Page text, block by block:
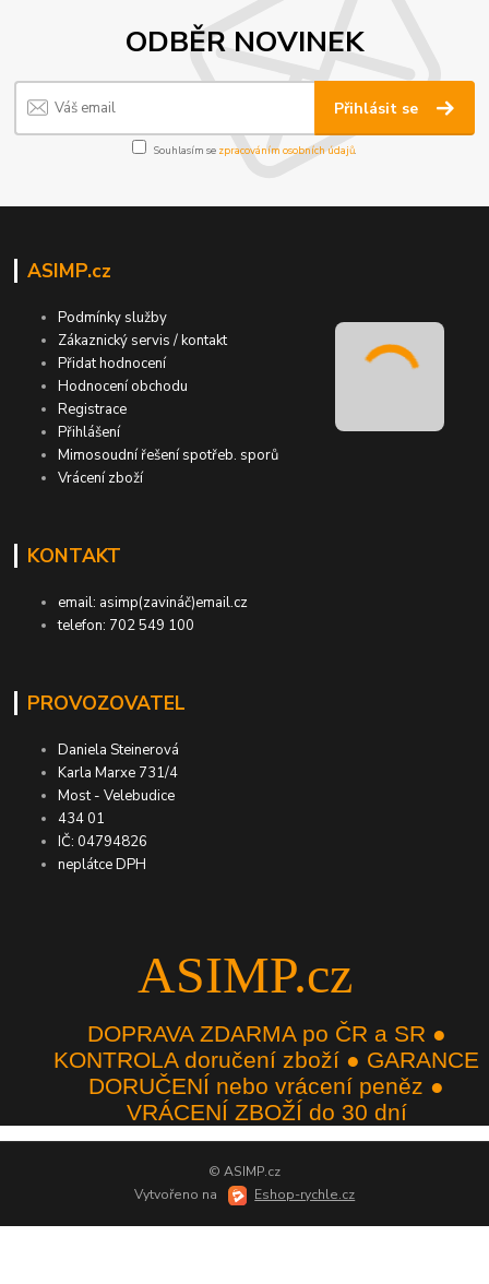
ODBĚR NOVINEK
Přihlásit se
Souhlasím se zpracováním osobních údajů.
ASIMP.cz
Podmínky služby
Zákaznický servis / kontakt
Přidat hodnocení
Hodnocení obchodu
Registrace
Přihlášení
Mimosoudní řešení spotřeb. sporů
Vrácení zboží
KONTAKT
email: asimp(zavináč)email.cz
telefon: 702 549 100
PROVOZOVATEL
Daniela Steinerová
Karla Marxe 731/4
Most - Velebudice
434 01
IČ: 04794826
neplátce DPH
ASIMP.cz
DOPRAVA ZDARMA po ČR a SR ●
KONTROLA doručení zboží ● GARANCE
DORUČENÍ nebo vrácení peněz ●
VRÁCENÍ ZBOŽÍ do 30 dní
© ASIMP.cz
Vytvořeno na
Eshop-rychle.cz